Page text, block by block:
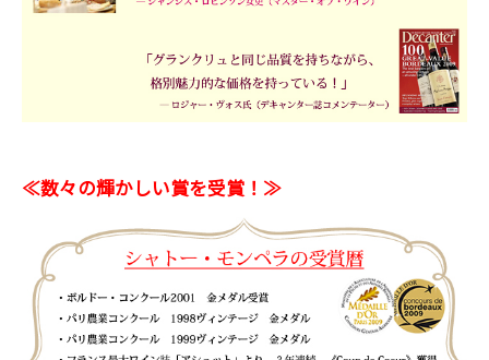
≪数々の輝かしい賞を受賞！≫